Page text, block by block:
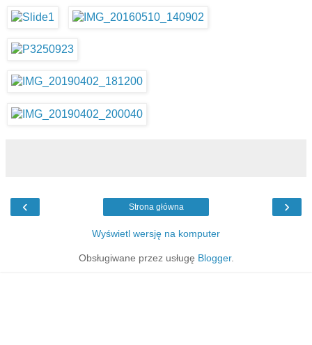
‹ ›
Strona główna
Wyświetl wersję na komputer
Obsługiwane przez usługę Blogger.